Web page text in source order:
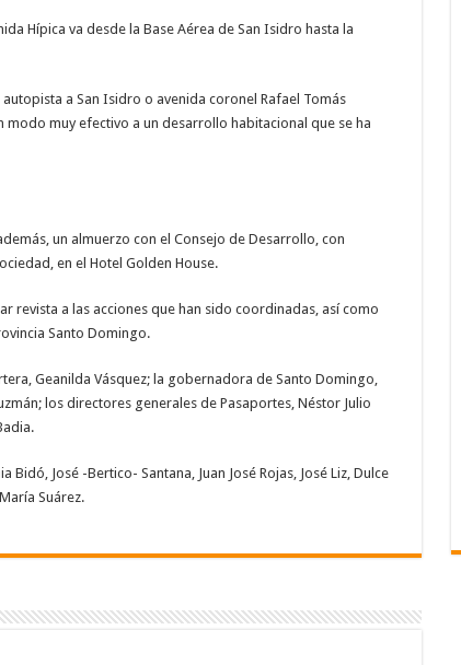
Hípica va desde la Base Aérea de San Isidro hasta la
a San Isidro o avenida coronel Rafael Tomás
modo muy efectivo a un desarrollo habitacional que se ha
un almuerzo con el Consejo de Desarrollo, con
en el Hotel Golden House.
revista a las acciones que han sido coordinadas, así como
Santo Domingo.
Geanilda Vásquez; la gobernadora de Santo Domingo,
los directores generales de Pasaportes, Néstor Julio
José -Bertico- Santana, Juan José Rojas, José Liz, Dulce
Suárez.